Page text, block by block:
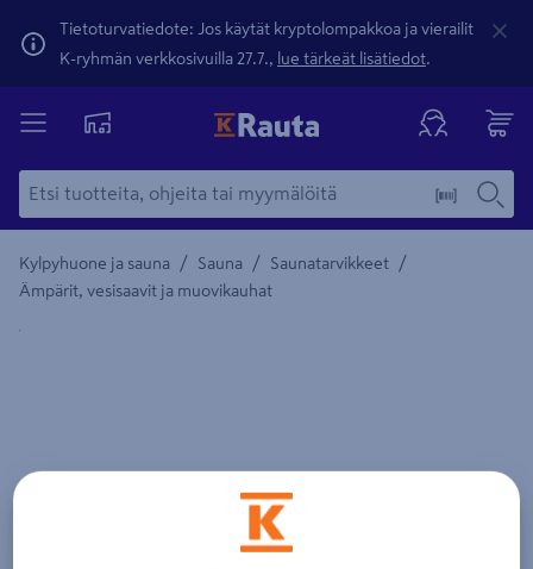
Tietoturvatiedote: Jos käytät kryptolompakkoa ja vierailit
K-ryhmän verkkosivuilla 27.7., lue tärkeät lisätiedot.
Kylpyhuone ja sauna / Sauna / Saunatarvikkeet /
Ämpärit, vesisaavit ja muovikauhat
Yksityiskohtainen kuvaus löytyy Tuotteen kuvaus -